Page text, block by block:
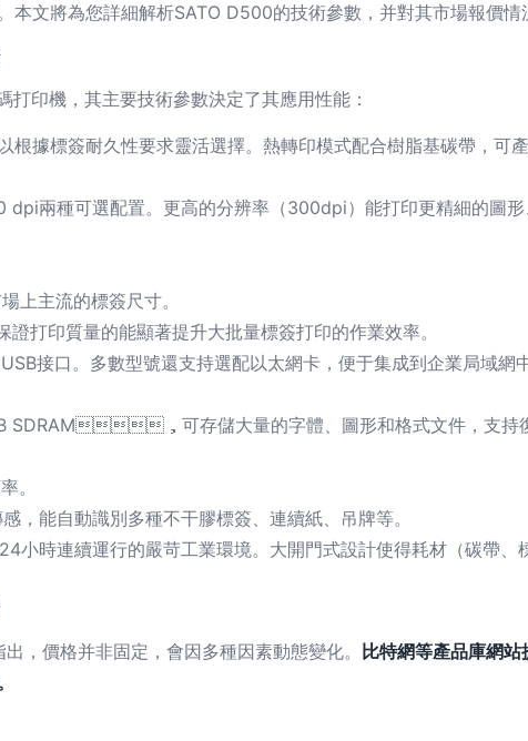
。本文將為您詳細解析SATO D500的技術參數，并對其市場報價情
印機，其主要技術參數決定了其應用性能：
以根據標簽耐久性要求靈活選擇。熱轉印模式配合樹脂基碳帶，可
兩種可選配置。更高的分辨率（300dpi）能打印更精細的圖形
主流的標簽尺寸。
印質量的能顯著提升大批量標簽打印的作業效率。
USB接口。多數型號還支持選配以太網卡，便于集成到企業局域網
，可存儲大量的字體、圖形和格式文件，支持復雜
。
能自動識別多種不干膠標簽、連續紙、吊牌等。
小時連續運行的嚴苛工業環境。大開門式設計使得耗材（碳帶
，價格并非固定，會因多種因素動態變化。
比特網等產品庫網